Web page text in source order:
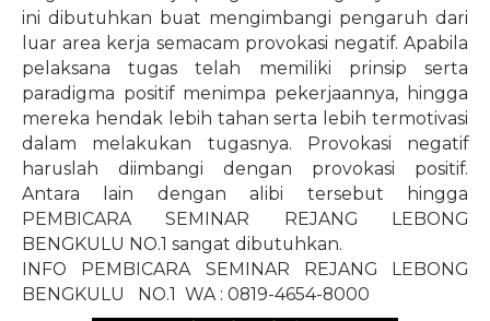
ini dibutuhkan buat mengimbangi pengaruh dari
luar area kerja semacam provokasi negatif. Apabila
pelaksana tugas telah memiliki prinsip serta
paradigma positif menimpa pekerjaannya, hingga
mereka hendak lebih tahan serta lebih termotivasi
dalam melakukan tugasnya. Provokasi negatif
haruslah diimbangi dengan provokasi positif.
Antara lain dengan alibi tersebut hingga
PEMBICARA SEMINAR REJANG LEBONG
BENGKULU NO.1 sangat dibutuhkan.
INFO PEMBICARA SEMINAR REJANG LEBONG
BENGKULU NO.1 WA : 0819-4654-8000